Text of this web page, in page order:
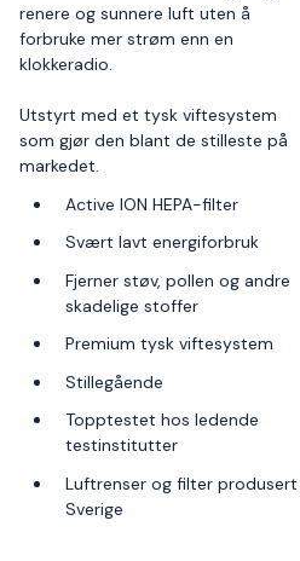
renere og sunnere luft uten å
forbruke mer strøm enn en
klokkeradio.
Utstyrt med et tysk viftesystem
som gjør den blant de stilleste på
markedet.
Active ION HEPA-filter
Svært lavt energiforbruk
Fjerner støv, pollen og andre
skadelige stoffer
Premium tysk viftesystem
Stillegående
Topptestet hos ledende
testinstitutter
Luftrenser og filter produsert
Sverige